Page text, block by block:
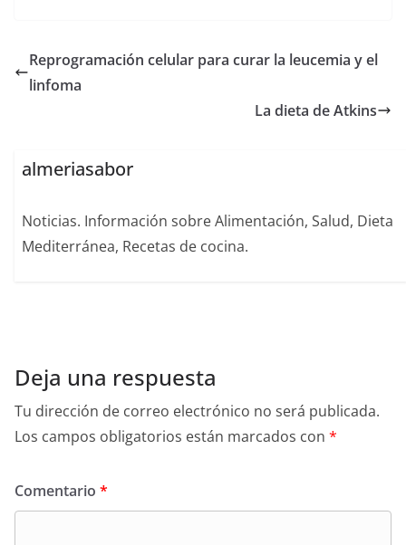
Reprogramación celular para curar la leucemia y el
linfoma
La dieta de Atkins
almeriasabor
Noticias. Información sobre Alimentación, Salud, Dieta
Mediterránea, Recetas de cocina.
Deja una respuesta
Tu dirección de correo electrónico no será publicada.
Los campos obligatorios están marcados con *
Comentario *